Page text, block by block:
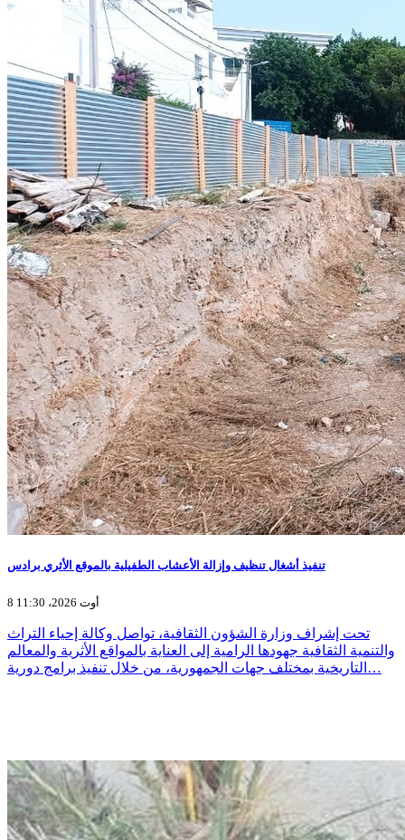
تنفيذ أشغال تنظيف وإزالة الأعشاب الطفيلية بالموقع الأثري برادس
8 أوت 2026، 11:30
تحت إشراف وزارة الشؤون الثقافية، تواصل وكالة إحياء التراث
والتنمية الثقافية جهودها الرامية إلى العناية بالمواقع الأثرية والمعالم
التاريخية بمختلف جهات الجمهورية، من خلال تنفيذ برامج دورية…